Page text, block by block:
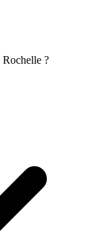
Rochelle ?